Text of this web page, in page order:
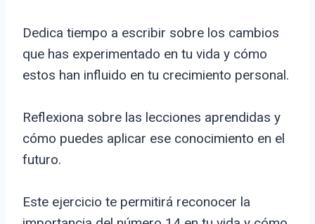
Dedica tiempo a escribir sobre los cambios
que has experimentado en tu vida y cómo
estos han influido en tu crecimiento personal.
Reflexiona sobre las lecciones aprendidas y
cómo puedes aplicar ese conocimiento en el
futuro.
Este ejercicio te permitirá reconocer la